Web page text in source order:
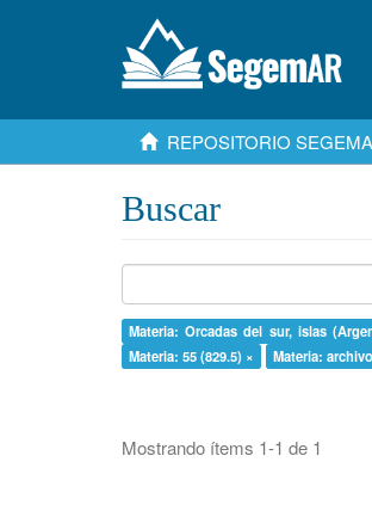
REPOSITORIO
Buscar
Materia: Orcadas del sur, islas
Materia: 55 (829.5) ×
Materia:
Mostrando ítems 1-1 de 1